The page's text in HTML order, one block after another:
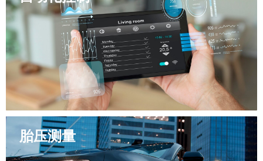
无人机对质量有很高的要求，精亮提供适用于农业无人机等领
域的力传感器，为农业添砖加瓦
精亮通过与自动化设备合作，可以确保从产品开发阶段就充分
胎压测量